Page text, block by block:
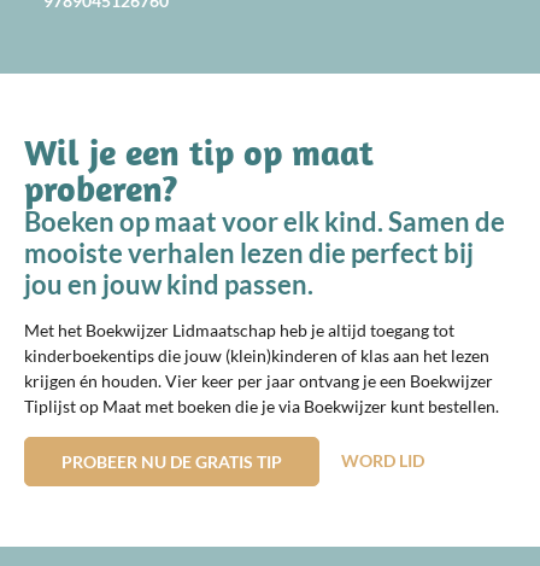
Wil je een tip op maat
proberen?
Boeken op maat voor elk kind. Samen de
mooiste verhalen lezen die perfect bij
jou en jouw kind passen.
Met het Boekwijzer Lidmaatschap heb je altijd toegang tot
kinderboekentips die jouw (klein)kinderen of klas aan het lezen
krijgen én houden. Vier keer per jaar ontvang je een Boekwijzer
Tiplijst op Maat met boeken die je via Boekwijzer kunt bestellen.
PROBEER NU DE GRATIS TIP WORD LID